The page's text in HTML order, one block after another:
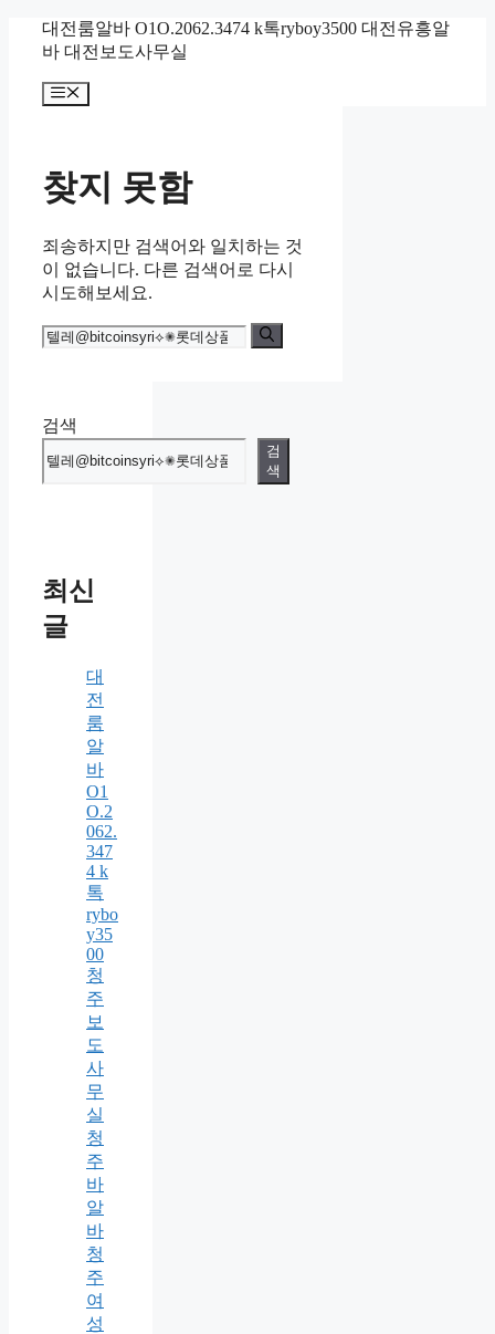
대전룸알바 O1O.2062.3474 k톡ryboy3500 대전유흥알
바 대전보도사무실
메
찾지 못함
죄송하지만 검색어와 일치하는 것
이 없습니다. 다른 검색어로 다시
시도해보세요.
검
검색
검
색
최신
글
대
전
룸
알
바
O1
O.2
062.
347
4 k
톡
rybo
y35
00
청
주
보
도
사
무
실
청
주
바
알
바
청
주
여
성